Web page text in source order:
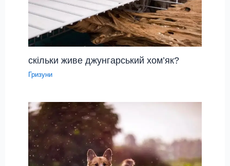
скільки живе джунгарський хом’як?
Гризуни